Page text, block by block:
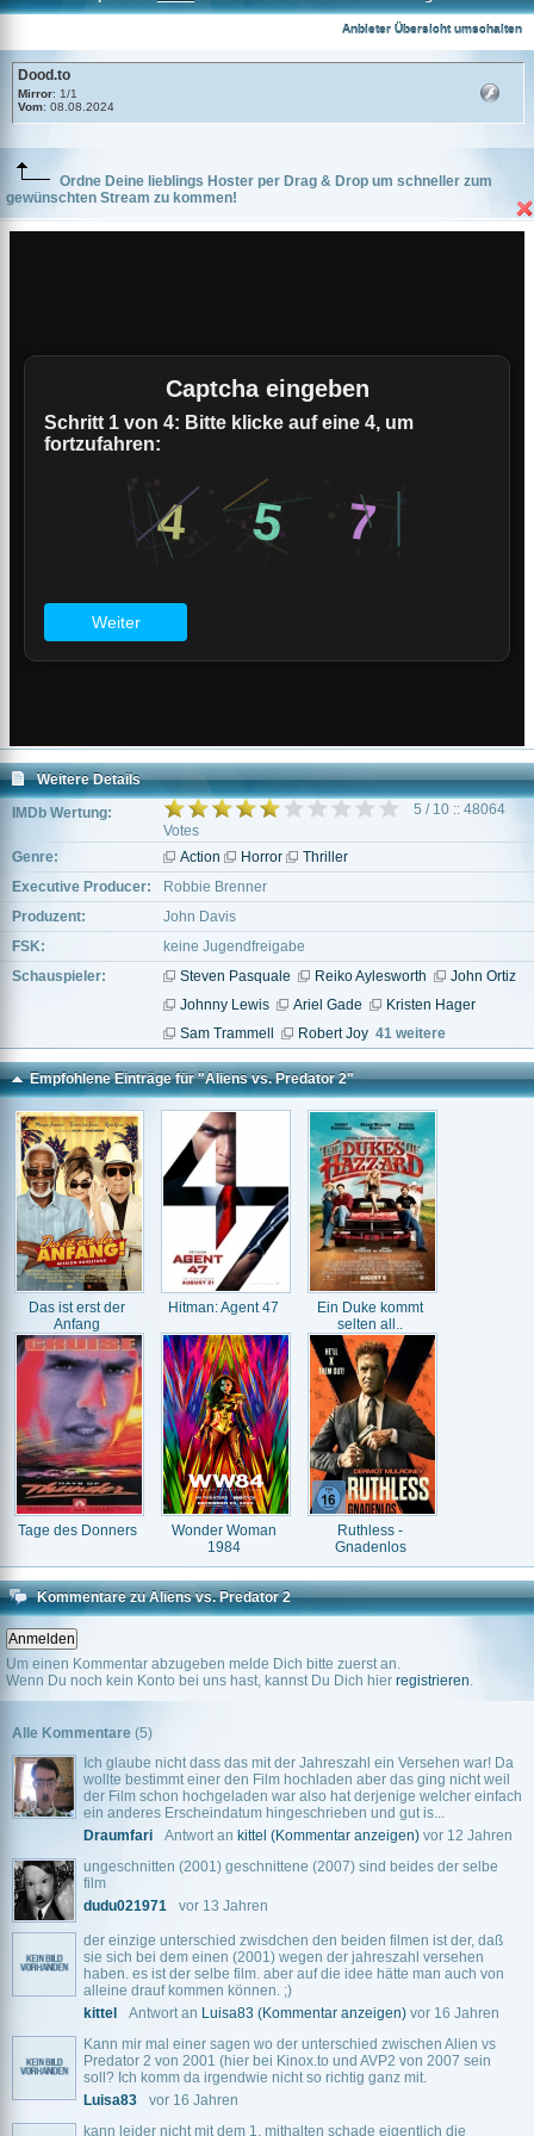
Anbieter Übersicht umschalten
Dood.to
Mirror: 1/1
Vom: 08.08.2024
Ordne Deine lieblings Hoster per Drag & Drop um schneller zum
gewünschten Stream zu kommen!
Weitere Details
IMDb Wertung:
5 / 10 :: 48064
Votes
Genre:
Action Horror
Thriller
Executive Producer:
Robbie Brenner
Produzent:
John Davis
FSK:
keine Jugendfreigabe
Schauspieler:
Steven Pasquale Reiko Aylesworth
John Ortiz
Johnny Lewis
Ariel Gade
Kristen Hager
Sam Trammell
Robert Joy 41 weitere
Empfohlene Einträge für "Aliens vs. Predator 2"
Das ist erst der
Anfang
Hitman: Agent 47
Ein Duke kommt
selten all..
Tage des Donners
Wonder Woman
1984
Ruthless -
Gnadenlos
Kommentare zu Aliens vs. Predator 2
Um einen Kommentar abzugeben melde Dich bitte zuerst an.
Wenn Du noch kein Konto bei uns hast, kannst Du Dich hier registrieren.
Alle Kommentare (5)
Ich glaube nicht dass das mit der Jahreszahl ein Versehen war! Da
wollte bestimmt einer den Film hochladen aber das ging nicht weil
der Film schon hochgeladen war also hat derjenige welcher einfach
ein anderes Erscheindatum hingeschrieben und gut is...
Draumfari
Antwort an kittel (Kommentar anzeigen) vor 12 Jahren
ungeschnitten (2001) geschnittene (2007) sind beides der selbe
film
dudu021971
vor 13 Jahren
der einzige unterschied zwisdchen den beiden filmen ist der, daß
sie sich bei dem einen (2001) wegen der jahreszahl versehen
haben. es ist der selbe film. aber auf die idee hätte man auch von
alleine drauf kommen können. ;)
kittel
Antwort an Luisa83 (Kommentar anzeigen) vor 16 Jahren
Kann mir mal einer sagen wo der unterschied zwischen Alien vs
Predator 2 von 2001 (hier bei Kinox.to und AVP2 von 2007 sein
soll? Ich komm da irgendwie nicht so richtig ganz mit.
Luisa83
vor 16 Jahren
kann leider nicht mit dem 1. mithalten schade eigentlich die